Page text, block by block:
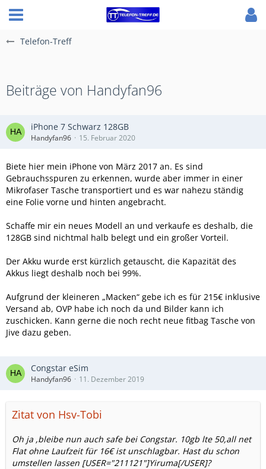
Telefon-Treff
Beiträge von Handyfan96
iPhone 7 Schwarz 128GB
Handyfan96 15. Februar 2020
Biete hier mein iPhone von März 2017 an. Es sind
Gebrauchsspuren zu erkennen, wurde aber immer in einer
Mikrofaser Tasche transportiert und es war nahezu ständig
eine Folie vorne und hinten angebracht.
Schaffe mir ein neues Modell an und verkaufe es deshalb, die
128GB sind nichtmal halb belegt und ein großer Vorteil.
Der Akku wurde erst kürzlich getauscht, die Kapazität des
Akkus liegt deshalb noch bei 99%.
Aufgrund der kleineren „Macken“ gebe ich es für 215€ inklusive
Versand ab, OVP habe ich noch da und Bilder kann ich
zuschicken. Kann gerne die noch recht neue fitbag Tasche von
Jive dazu geben.
Congstar eSim
Handyfan96 11. Dezember 2019
Zitat von Hsv-Tobi
Oh ja ,bleibe nun auch safe bei Congstar. 10gb lte 50,all net
Flat ohne Laufzeit für 16€ ist unschlagbar. Hast du schon
umstellen lassen [USER="211121"]Yiruma[/USER]?